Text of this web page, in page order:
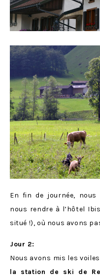
En fin de journée,
nous rendre à l’hôtel
situé !), où nous avons
Jour 2:
Nous avons mis les
la station de ski de